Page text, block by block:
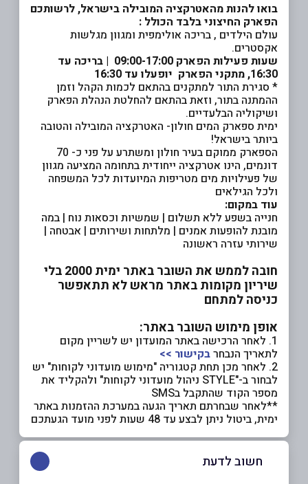
בואו להנות מהאטרקציה המובילה בישראל, לרשותכם
הפארק החיצוני בלבד הכולל :
עולם הילדים , בריכה אולימפית ומגוון מגלשות
אקסטרים.
שעות פעילות הפארק 09:00-17:00 | בריכה עד
16:30, מתקני הפארק יופעלו עד 16:30
* סגירת התור למתקנים בהתאם לכמות הקהל וזמן
ההמתנה בתור, וזאת בהתאם להחלטת הנהלת הפארק
ושיקוליה הבלעדיים.
ימית ספארק המים חולון- האטרקציה המובילה והטובה
ביותר בישראל!
הספארק ממוקם בעיר חולון ומשתרע על פני כ- 70
דונמים, הינו אטרקציה ייחודית בתחומה המציעה מגוון
של פעילויות מים מטריפות המיועדות לכל המשפחה
ולכל הגילאים
עוד במקום:
חנייה בשפע ללא תשלום | שמשיות וכסאות נוח | במה
מובנת להופעות אמנים | מלתחות ושירותים | אבטחה |
שירותי עזרה ראשונה
חובה לממש את השובר באתר ימית 2000 בלי
שיריון מקומות באתר מראש לא תתאפשר
כניסה למתחם
אופן מימוש השובר באתר:
1. לאחר הרכישה באתר המועדון יש לשריין מקום
לתאריך הנבחרבקישור >>
2. לאחר מכן תחת קטגוריה "מימוש מועדוני לקוחות" יש
לבחור ב-"STYLE ניהול מועדוני לקוחות" ולהקליד את
מספר הקוד שהתקבל בSMS
**לאחר שבחרתם תאריך הגעה במערכת ההזמנות באתר
ימית, ביטול ניתן לבצע עד 48 שעות לפני מועד הגעתכם
חשוב לדעת